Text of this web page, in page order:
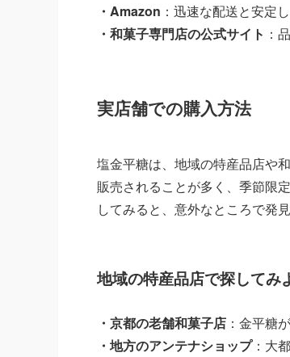
・Amazon ：迅速な配送と安定
・和菓子専門店の公式サイト ：
実店舗での購入方法
塩金平糖は、地域の特産品店や
販売されることが多く、季節限
してみると、意外なところで発
地域の特産品店で探してみ
・京都の老舗和菓子店 ：金平糖
・地方のアンテナショップ：大